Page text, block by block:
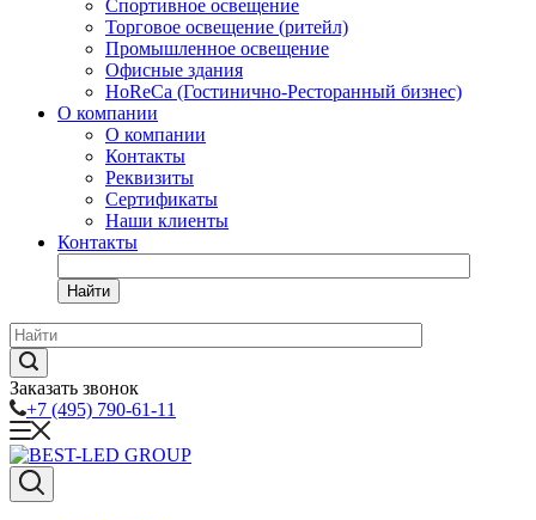
Спортивное освещение
Торговое освещение (ритейл)
Промышленное освещение
Офисные здания
HoReCa (Гостинично-Ресторанный бизнес)
О компании
О компании
Контакты
Реквизиты
Сертификаты
Наши клиенты
Контакты
Найти
Заказать звонок
+7 (495) 790-61-11